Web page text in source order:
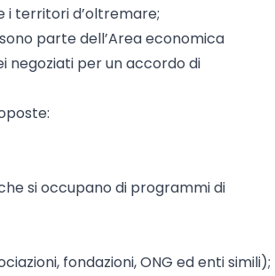
i territori d’oltremare;
parte dell’Area economica
negoziati per un accordo di
si occupano di programmi di
fondazioni, ONG ed enti simili);